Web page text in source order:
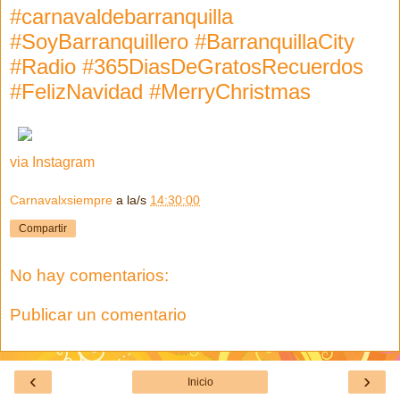
#carnavaldebarranquilla
#SoyBarranquillero #BarranquillaCity
#Radio #365DiasDeGratosRecuerdos
#FelizNavidad #MerryChristmas
via Instagram
Carnavalxsiempre a la/s 14:30:00
Compartir
No hay comentarios:
Publicar un comentario
‹ ›
Inicio